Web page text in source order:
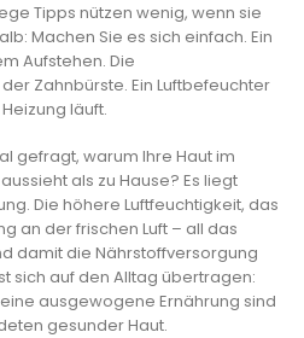
Tipps nützen wenig, wenn sie
Machen Sie es sich einfach. Ein
Aufstehen. Die
Zahnbürste. Ein Luftbefeuchter
läuft.
gefragt, warum Ihre Haut im
als zu Hause? Es liegt
Die höhere Luftfeuchtigkeit, das
an der frischen Luft – all das
damit die Nährstoffversorgung
sich auf den Alltag übertragen:
ausgewogene Ernährung sind
gesunder Haut.